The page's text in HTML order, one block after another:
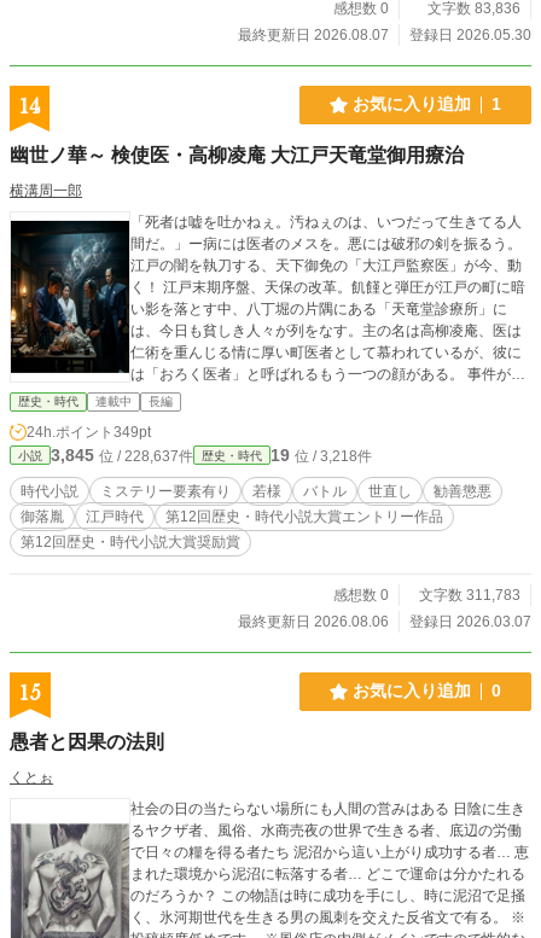
感想数 0
文字数 83,836
最終更新日 2026.08.07
登録日 2026.05.30
14 お気に入り追加 1
幽世ノ華～ 検使医・高柳凌庵 大江戸天竜堂御用療治
横溝周一郎
「死者は嘘を吐かねぇ。汚ねぇのは、いつだって生きてる人
間だ。」ー病には医者のメスを。悪には破邪の剣を振るう。
江戸の闇を執刀する、天下御免の「大江戸監察医」が今、動
く！ 江戸末期序盤、天保の改革。飢饉と弾圧が江戸の町に暗
い影を落とす中、八丁堀の片隅にある「天竜堂診療所」に
は、今日も貧しき人々が列をなす。主の名は高柳凌庵、医は
仁術を重んじる情に厚い町医者として慕われているが、彼に
は「おろく医者」と呼ばれるもう一つの顔がある。 事件が発
生した時、凌庵の姿は小石川養生所の奥深き聖域「不帰ノ
蔵」の一角、監察医務院「顕幽閣（けんゆうかく）」にあ
る。死者の無念を解き明かす、江戸唯一の「監察医」として
の姿だ。時に死骸を検分して真相を探り、役人と共に事件の
真実を見届ける、それが凌庵の役目だ。 そんな凌雲は重大な
秘密を抱えている。大御所ー即ち先代の将軍が、市井に開業
する医家の娘と恋に落ちた末、密かに生を受けた「将軍家の
落胤」という宿命だ。事件を通じ素性が明るみになり、徳川
生きる道を選んだ。それが高柳凌庵こと松平源七郎斉勝の今
は蘭学の粋を極めた解剖術で鮮やかに切り出していく。しか
し、死の裏側に潜むのは、法の手が届かぬ巨悪の影……。 難
事件には江戸時代の法医学書「無冤録述」、人の命を軽んじ
る悪には破邪の秘剣を振るう。 かつて捨てたはずの「葵の御
る！ 時代小説の枠を超えた圧倒的スケールで贈る、痛快”メデ
催。
歴史・時代 連載中 長編
24h.ポイント 349pt
小説 3,845 位 / 228,637件 歴史・時代 19 位 / 3,218件
時代小説 ミステリー要素有り 若様 バトル 世直し
勧善懲悪
御落胤
江戸時代
第12回歴史・時代小説大賞エントリー作品
第12回歴史・時代小説大賞奨励賞
感想数 0
文字数 311,783
最終更新日 2026.08.06
登録日 2026.03.07
15 お気に入り追加 0
愚者と因果の法則
くとぉ
社会の日の当たらない場所にも人間の営みはある 日陰に生き
るヤクザ者、風俗、水商売夜の世界で生きる者、底辺の労働
で日々の糧を得る者たち 泥沼から這い上がり成功する者… 恵
まれた環境から泥沼に転落する者… どこで運命は分かたれる
のだろうか？ この物語は時に成功を手にし、時に泥沼で足掻
く、氷河期世代を生きる男の風刺を交えた反省文で有る。 ※